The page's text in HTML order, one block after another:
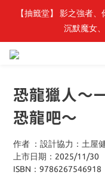
最新開賣🔥
【抽籤堂】 影之強者
沉默魔女
恐龍獵人～
恐龍吧～
作者 ：設計協力：土屋
上市日期：2025/11/30
ISBN：9786267546918